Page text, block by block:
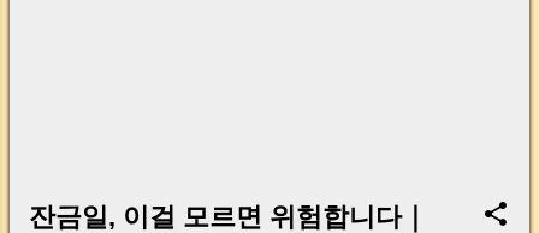
잔금일, 이걸 모르면 위험합니다｜